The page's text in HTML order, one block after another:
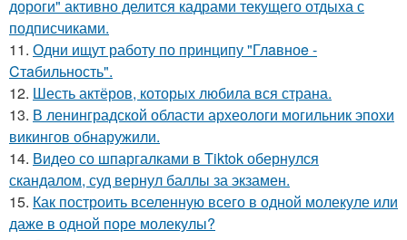
дороги" активно делится кадрами текущего отдыха с
подписчиками.
11. Одни ищут работу по принципу "Глaвноe -
Cтaбильность".
12. Шесть актёров, которых любила вся страна.
13. В ленинградской области археологи могильник эпохи
викингов обнаружили.
14. Видео со шпаргалками в Tiktok обернулся
скандалом, суд вернул баллы за экзамен.
15. Как построить вселенную всего в одной молекуле или
даже в одной поре молекулы?